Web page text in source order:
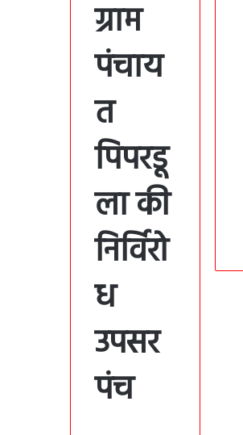
ग्राम
पंचाय
त
पिपरडू
ला की
निर्विरो
ध
उपसर
पंच